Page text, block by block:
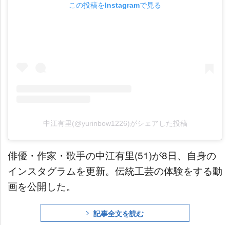
この投稿をInstagramで見る
中江有里(@yurinbow1226)がシェアした投稿
俳優・作家・歌手の中江有里(51)が8日、自身の
インスタグラムを更新。伝統工芸の体験をする動
画を公開した。
記事全文を読む